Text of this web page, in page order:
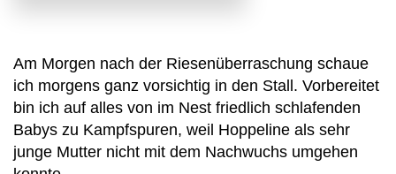
Am Morgen nach der Riesenüberraschung schaue
ich morgens ganz vorsichtig in den Stall. Vorbereitet
bin ich auf alles von im Nest friedlich schlafenden
Babys zu Kampfspuren, weil Hoppeline als sehr
junge Mutter nicht mit dem Nachwuchs umgehen